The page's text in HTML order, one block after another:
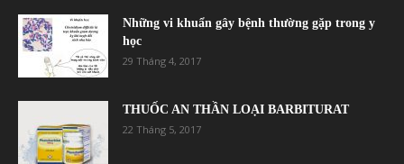
Những vi khuẩn gây bệnh thường gặp trong y
học
29 Tháng 4, 2017
THUỐC AN THẦN LOẠI BARBITURAT
22 Tháng 5, 2017